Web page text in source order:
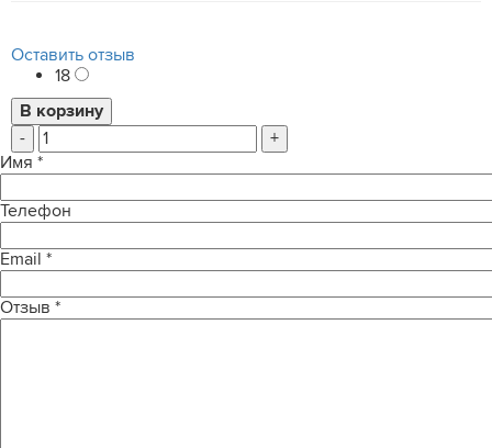
Оставить отзыв
18
-
+
Имя *
Телефон
Email *
Отзыв *